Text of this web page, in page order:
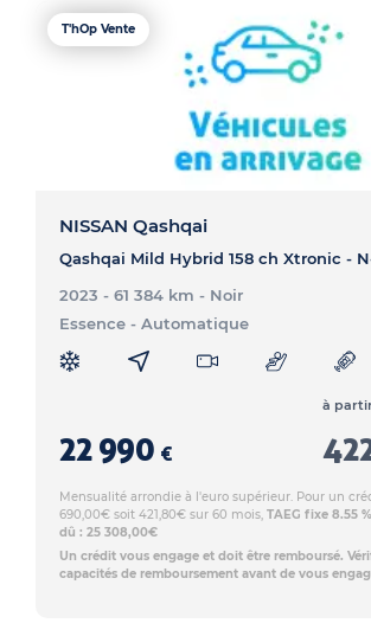
T'hOp Vente
NISSAN Qashqai
Qashqai Mild Hybrid 158 ch Xtronic -
2023 - 61 384 km - Noir
Essence - Automatique
22 990 €
à
Mensualité arrondie à l'euro supérieur. Pour un
690,00€ soit 421,80€ sur 60 mois, TAEG fixe 8.55
dû : 25 308,00€
Un crédit vous engage et doit être remboursé.
capacités de remboursement avant de vous